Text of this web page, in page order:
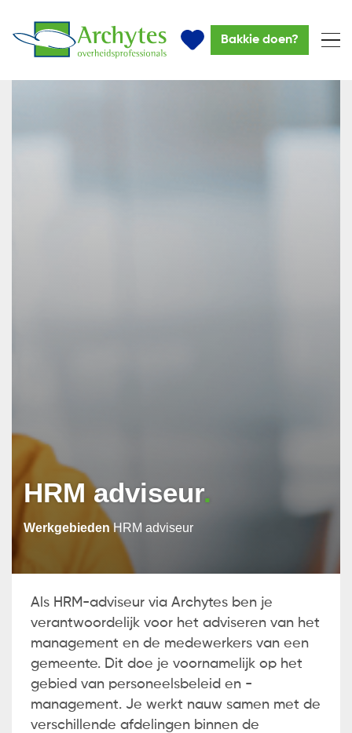
Bakkie doen?
HRM adviseur
Werkgebieden HRM adviseur
Als HRM-adviseur via Archytes ben je
verantwoordelijk voor het adviseren van het
management en de medewerkers van een
gemeente. Dit doe je voornamelijk op het
gebied van personeelsbeleid en -
management. Je werkt nauw samen met de
verschillende afdelingen binnen de